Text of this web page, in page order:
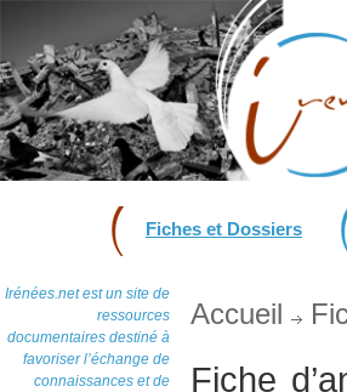
Fiches et Dossiers
Irénées.net est un site de
ressources
documentaires destiné à
favoriser l’échange de
connaissances et de
Accueil
Fiche